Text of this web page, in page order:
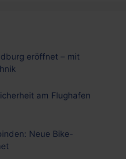
eröffnet – mit
am Flughafen
Neue Bike-